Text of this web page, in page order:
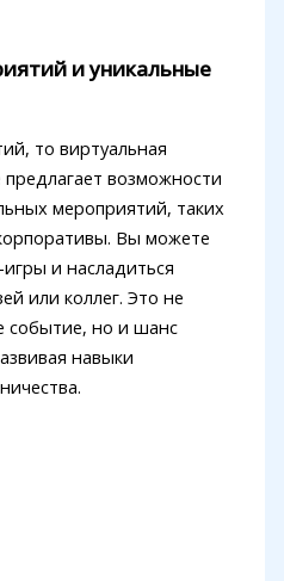
и уникальные
то виртуальная
предлагает возможности
мероприятий, таких
Вы можете
и насладиться
или коллег. Это не
событие, но и шанс
навыки